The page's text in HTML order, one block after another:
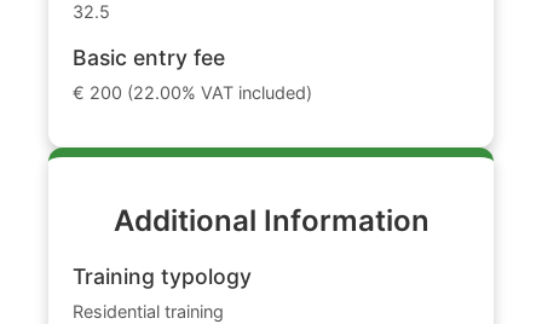
32.5
Basic entry fee
€ 200 (22.00% VAT included)
Additional Information
Training typology
Residential training